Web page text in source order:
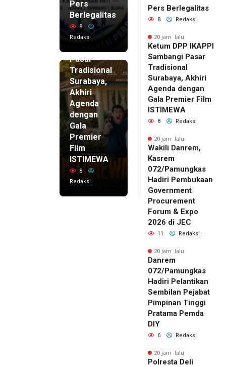
Pers
Berlegalitas
8
Redaksi
20 jam lalu
Ketum
DPP
IKAPPI
Pasar
Tradisional
Surabaya,
Akhiri
Agenda
dengan
Gala
Premier
Film
ISTIMEWA
8
Redaksi
Pers Berlegalitas
8 Redaksi
20 jam lalu
Ketum DPP IKAPPI
Sambangi Pasar
Tradisional
Surabaya, Akhiri
Agenda dengan
Gala Premier Film
ISTIMEWA
8 Redaksi
20 jam lalu
Wakili Danrem,
Kasrem
072/Pamungkas
Hadiri Pembukaan
Government
Procurement
Forum & Expo
2026 di JEC
11 Redaksi
20 jam lalu
Danrem
072/Pamungkas
Hadiri Pelantikan
Sembilan Pejabat
Pimpinan Tinggi
Pratama Pemda
DIY
6 Redaksi
20 jam lalu
Polresta Deli